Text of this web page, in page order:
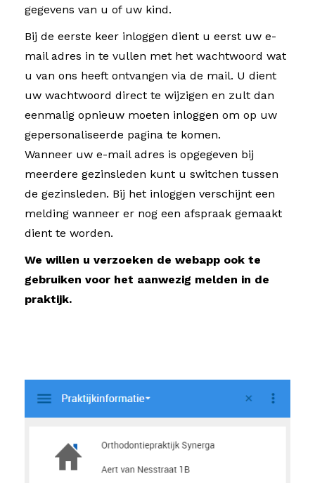
gegevens van u of uw kind.
Bij de eerste keer inloggen dient u eerst uw e-
mail adres in te vullen met het wachtwoord wat
u van ons heeft ontvangen via de mail. U dient
uw wachtwoord direct te wijzigen en zult dan
eenmalig opnieuw moeten inloggen om op uw
gepersonaliseerde pagina te komen.
Wanneer uw e-mail adres is opgegeven bij
meerdere gezinsleden kunt u switchen tussen
de gezinsleden. Bij het inloggen verschijnt een
melding wanneer er nog een afspraak gemaakt
dient te worden.
We willen u verzoeken de webapp ook te
gebruiken voor het aanwezig melden in de
praktijk.